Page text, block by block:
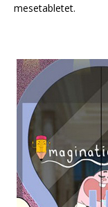
mesetabletet.